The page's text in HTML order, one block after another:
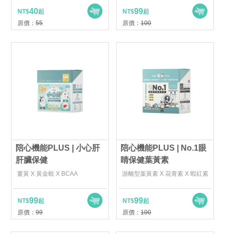
NT$40起
原價： 55
NT$99起
原價： 100
陪心機能PLUS | 小心肝
肝臟保健
薑黃 X 黃金蜆 X BCAA
NT$99起
原價： 99
陪心機能PLUS | No.1眼
睛保健葉黃素
游離型葉黃素 X 花青素 X 蝦紅素
NT$99起
原價： 100